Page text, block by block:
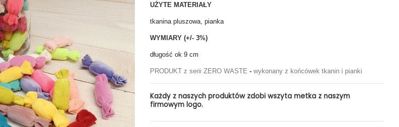
UŻYTE MATERIAŁY
tkanina pluszowa, pianka
WYMIARY (+/- 3%)
długość ok 9 cm
PRODUKT z serii ZERO WASTE-wykonany z końcówek tkanin i pianki
Każdy z naszych produktów zdobi wszyta metka z naszym
firmowym logo.